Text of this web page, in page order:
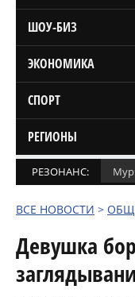
ШОУ-БИЗ
ЭКОНОМИКА
СПОРТ
РЕГИОНЫ
РЕЗОНАНС:
ВСЕ НОВОСТИ >
Девушка